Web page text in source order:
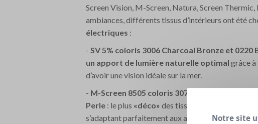
Screen Vision, M-Screen, Natura, Screen
ambiances, différents tissus d’intérieurs ont été
électriques :
- SV 5% coloris 3006 Charcoal Bronze et 0220
un apport de lumière naturelle optimal grâce
d’avoir une vision idéale sur la mer.
- M-Screen 8505 coloris 3071 Charcoal
Perle : le plus «déco» des tissus Mermet a été
s’adaptant parfaitement aux ambiances feutrées
Notre site